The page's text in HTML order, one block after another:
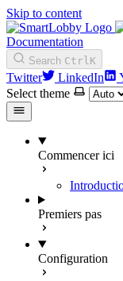
Skip to content
Documentation
Search CtrlK
Twitter LinkedIn
Select theme
Commencer ici
Premiers pas
Configuration